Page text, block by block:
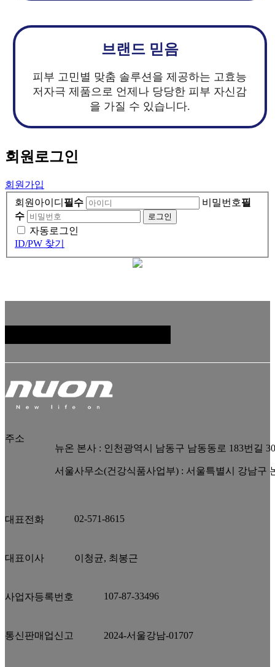
브랜드 믿음
피부 고민별 맞춤 솔루션을 제공하는 고효능
저자극 제품으로 언제나 당당한 피부 자신감
을 가질 수 있습니다.
회원로그인
회원가입
회원아이디 필수 비밀번호필
수
자동로그인
ID/PW 찾기
주소
뉴온 본사 : 인천광역시 남동구 남동동로 183번길
서울사무소(건강식품사업부) : 서울특별시 강남구
대표전화 02-571-8615
대표이사 이청균, 최봉근
사업자등록번호 107-87-33496
통신판매업신고 2024-서울강남-01707